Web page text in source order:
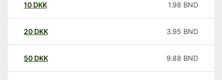
10 DKK 1.98 BND
20 DKK 3.95 BND
50 DKK 9.88 BND